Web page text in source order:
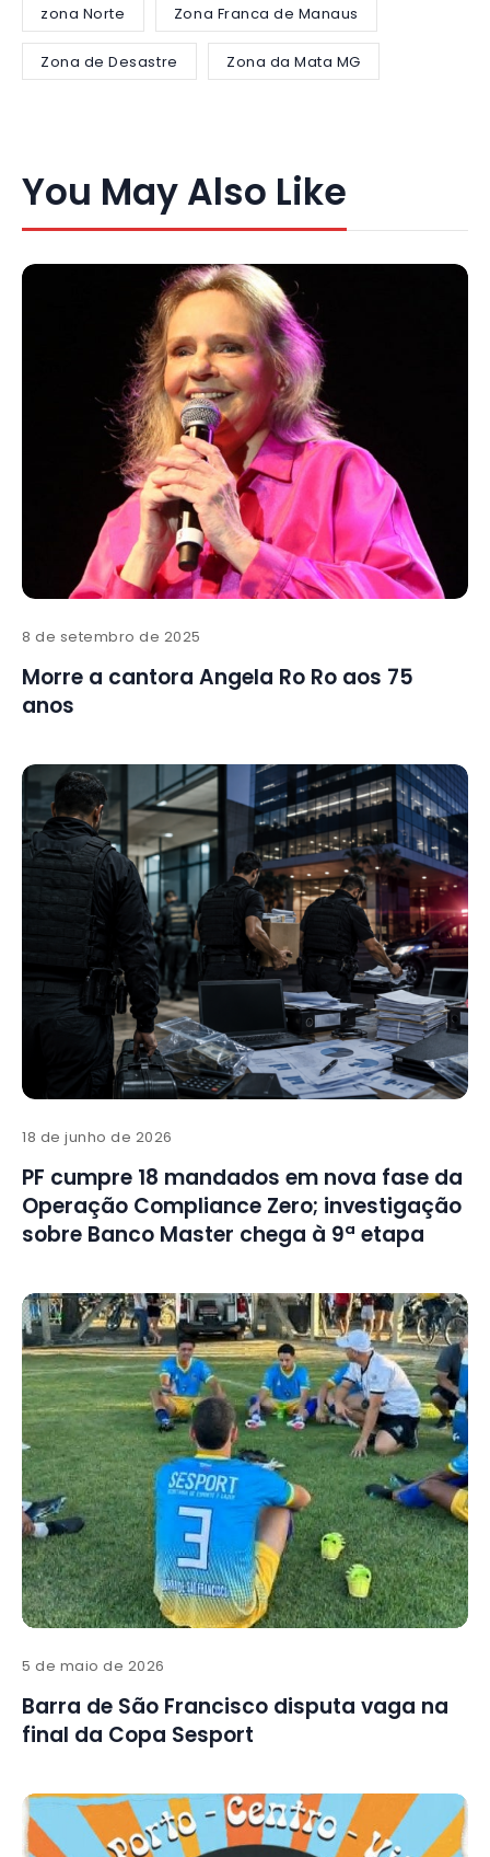
zona Norte Zona Franca de Manaus
Zona de Desastre Zona da Mata MG
You May Also Like
8 de setembro de 2025
Morre a cantora Angela Ro Ro aos 75
anos
18 de junho de 2026
PF cumpre 18 mandados em nova fase da
Operação Compliance Zero; investigação
sobre Banco Master chega à 9ª etapa
5 de maio de 2026
Barra de São Francisco disputa vaga na
final da Copa Sesport